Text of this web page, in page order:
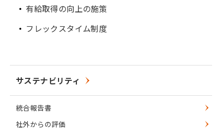
有給取得の向上の施策
フレックスタイム制度
サステナビリティ
統合報告書
社外からの評価